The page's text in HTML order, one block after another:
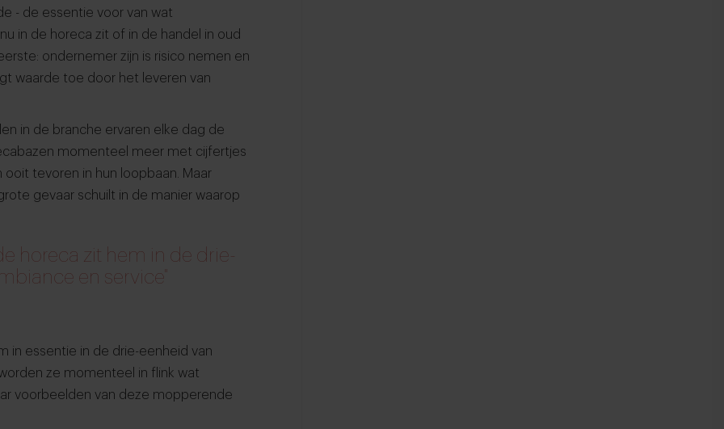
- de essentie voor van wat
in de horeca zit of in de handel in oud
ondernemer zijn is risico nemen en
waarde toe door het leveren van
in de branche ervaren elke dag de
momenteel meer met cijfertjes
tevoren in hun loopbaan. Maar
gevaar schuilt in de manier waarop
horeca zit hem in de drie-
en service"
in essentie in de drie-eenheid van
ze momenteel in flink wat
voorbeelden van deze mopperende